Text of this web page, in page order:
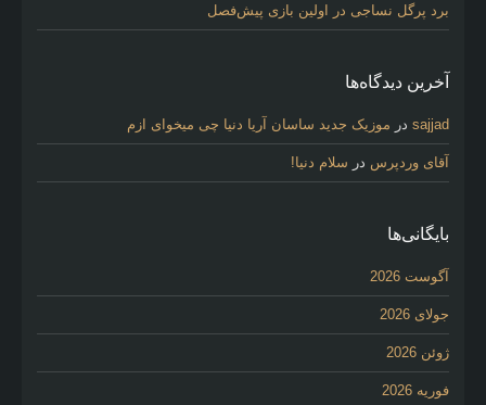
برد پرگل نساجی در اولین بازی پیش‌فصل
آخرین دیدگاه‌ها
sajjad در موزیک جدید ساسان آریا دنیا چی میخوای ازم
آقای وردپرس در سلام دنیا!
بایگانی‌ها
آگوست 2026
جولای 2026
ژوئن 2026
فوریه 2026